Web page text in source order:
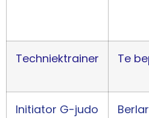
Techniektrainer Te
Initiator G-judo